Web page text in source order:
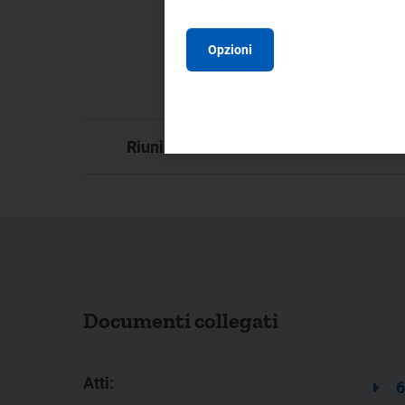
Riunione:
Documenti collegati
Atti:
Opzioni